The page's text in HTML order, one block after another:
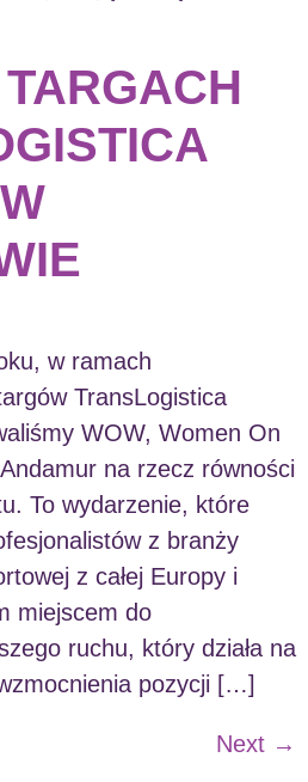
w ramach
TransLogistica
WOW, Women On
na rzecz równości
To wydarzenie, które
z branży
z całej Europy i
miejscem do
ruchu, który działa na
pozycji […]
Next →